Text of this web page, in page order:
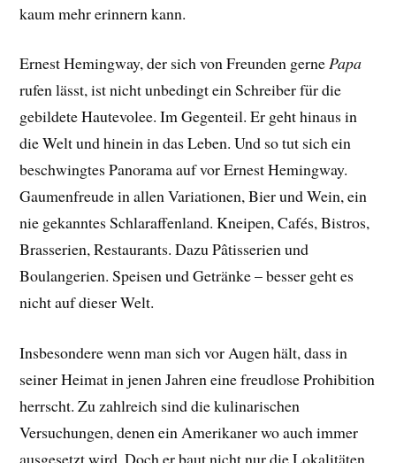
kaum mehr erinnern kann.
Ernest Hemingway, der sich von Freunden gernePapa
rufen lässt, ist nicht unbedingt ein Schreiber für die
gebildete Hautevolee. Im Gegenteil. Er geht hinaus in
die Welt und hinein in das Leben. Und so tut sich ein
beschwingtes Panorama auf vor Ernest Hemingway.
Gaumenfreude in allen Variationen, Bier und Wein, ein
nie gekanntes Schlaraffenland. Kneipen, Cafés, Bistros,
Brasserien, Restaurants. Dazu Pâtisserien und
Boulangerien. Speisen und Getränke – besser geht es
nicht auf dieser Welt.
Insbesondere wenn man sich vor Augen hält, dass in
seiner Heimat in jenen Jahren eine freudlose Prohibition
herrscht. Zu zahlreich sind die kulinarischen
Versuchungen, denen ein Amerikaner wo auch immer